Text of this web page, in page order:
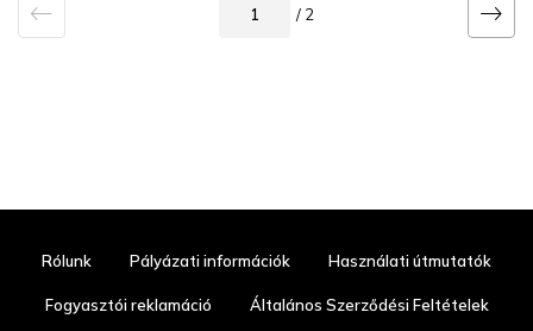
/ 2
Rólunk Pályázati információk Használati útmutatók
Fogyasztói reklamáció Általános Szerződési Feltételek